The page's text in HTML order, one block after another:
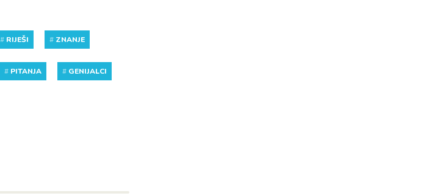
# RIJEŠI # ZNANJE
# PITANJA # GENIJALCI